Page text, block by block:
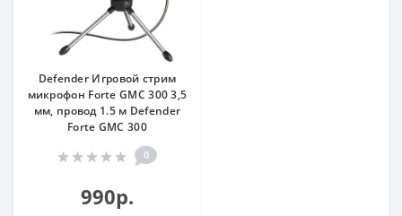
Defender Игровой стрим
микрофон Forte GMC 300 3,5
мм, провод 1.5 м Defender
Forte GMC 300
0
990р.